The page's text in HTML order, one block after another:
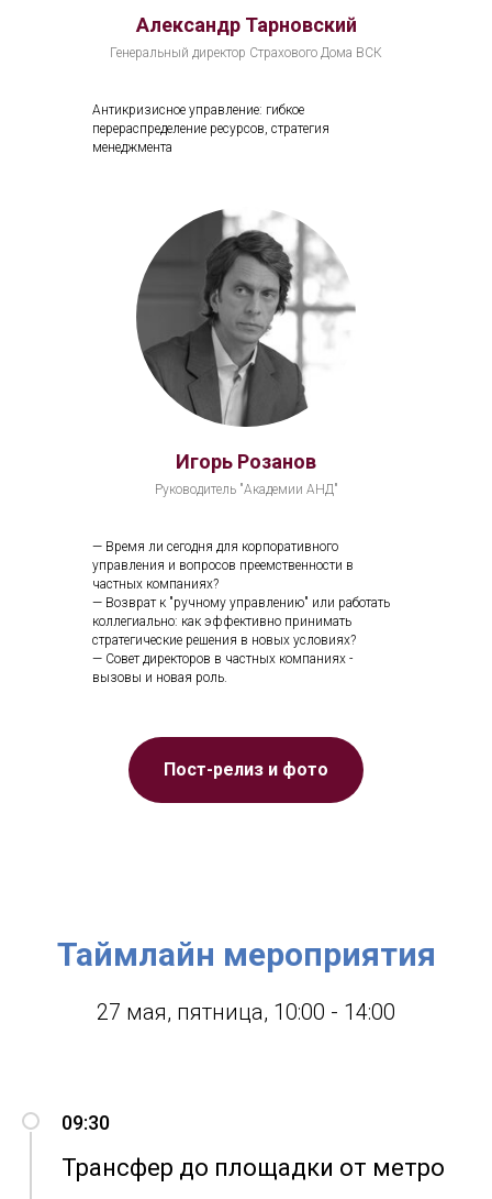
Александр Тарновский
Генеральный директор Страхового Дома ВСК
Антикризисное управление: гибкое
перераспределение ресурсов, стратегия
менеджмента
Игорь Розанов
Руководитель "Академии АНД"
— Время ли сегодня для корпоративного
управления и вопросов преемственности в
частных компаниях?
— Возврат к "ручному управлению" или работать
коллегиально: как эффективно принимать
стратегические решения в новых условиях?
— Совет директоров в частных компаниях -
вызовы и новая роль.
Пост-релиз и фото
Таймлайн мероприятия
27 мая, пятница, 10:00 - 14:00
09:30
Трансфер до площадки от метро